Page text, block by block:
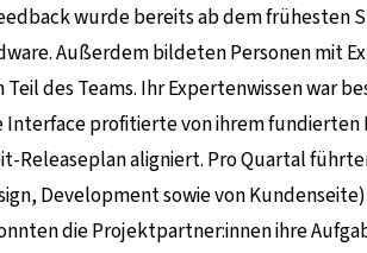
wurde bereits ab dem frühesten
Außerdem bildeten Personen mit
des Teams. Ihr Expertenwissen war
profitierte von ihrem fundierten
Releaseplan aligniert. Pro Quartal
Development sowie von
die Projektpartner:innen ihre